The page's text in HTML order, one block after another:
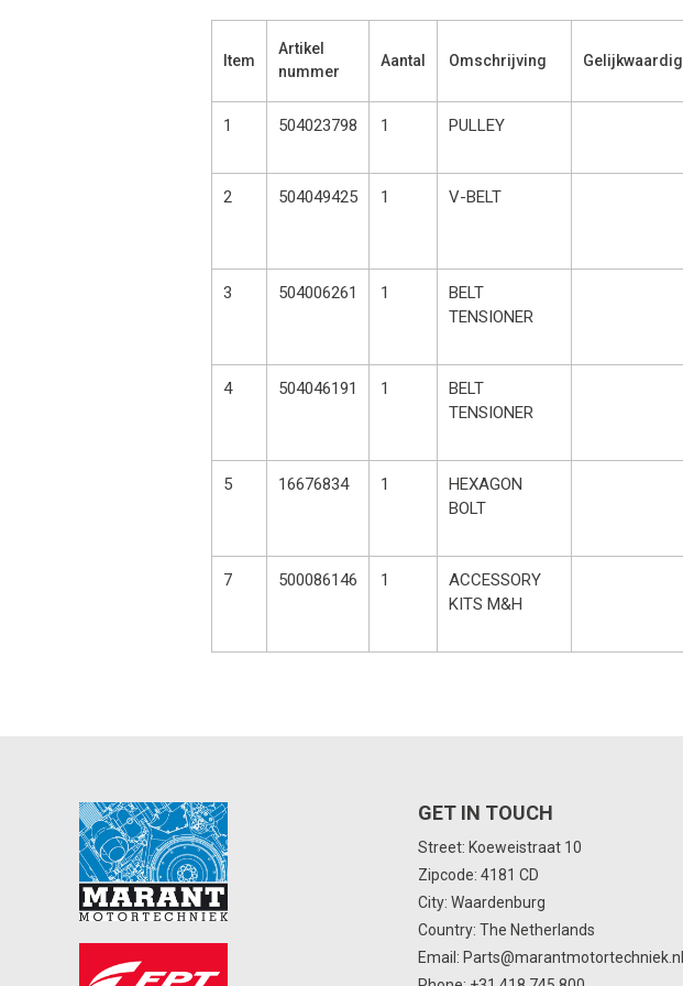
Item
Artikel
nummer
Aantal Omschrijving Gelijkwaardig
1 504023798 1 PULLEY
2 504049425 1 V-BELT
3 504006261 1
BELT
TENSIONER
4 504046191 1
BELT
TENSIONER
5 16676834 1
HEXAGON
BOLT
7 500086146 1
ACCESSORY
KITS M&H
GET IN TOUCH
Street: Koeweistraat 10
Zipcode: 4181 CD
City: Waardenburg
Country: The Netherlands
Email: Parts@marantmotortechniek.nl